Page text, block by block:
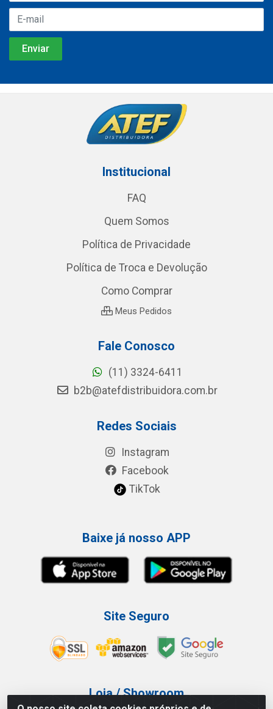
Institucional
FAQ
Quem Somos
Política de Privacidade
Política de Troca e Devolução
Como Comprar
Meus Pedidos
Fale Conosco
(11) 3324-6411
b2b@atefdistribuidora.com.br
Redes Sociais
Instagram
Facebook
TikTok
Baixe já nosso APP
Site Seguro
Loja / Showroom